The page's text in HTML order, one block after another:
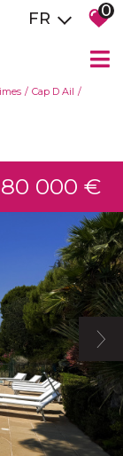
FR 0
Cap D Ail
000 €